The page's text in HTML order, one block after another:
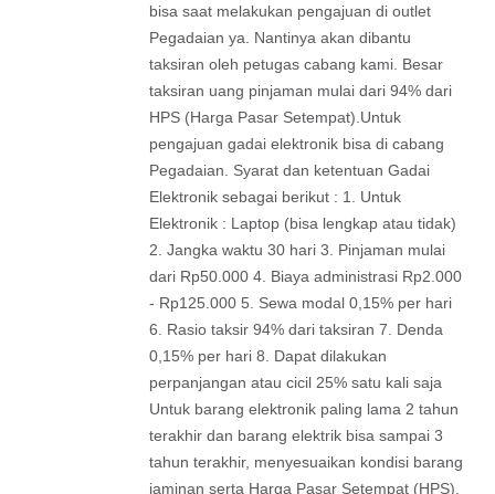
bisa saat melakukan pengajuan di outlet
Pegadaian ya. Nantinya akan dibantu
taksiran oleh petugas cabang kami. Besar
taksiran uang pinjaman mulai dari 94% dari
HPS (Harga Pasar Setempat).Untuk
pengajuan gadai elektronik bisa di cabang
Pegadaian. Syarat dan ketentuan Gadai
Elektronik sebagai berikut : 1. Untuk
Elektronik : Laptop (bisa lengkap atau tidak)
2. Jangka waktu 30 hari 3. Pinjaman mulai
dari Rp50.000 4. Biaya administrasi Rp2.000
- Rp125.000 5. Sewa modal 0,15% per hari
6. Rasio taksir 94% dari taksiran 7. Denda
0,15% per hari 8. Dapat dilakukan
perpanjangan atau cicil 25% satu kali saja
Untuk barang elektronik paling lama 2 tahun
terakhir dan barang elektrik bisa sampai 3
tahun terakhir, menyesuaikan kondisi barang
jaminan serta Harga Pasar Setempat (HPS).